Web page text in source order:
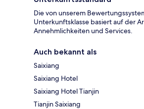
Die von unserem
Unterkunftsklasse basiert auf der
Annehmlichkeiten und Services.
Auch bekannt als
Saixiang
Saixiang Hotel
Saixiang Hotel Tianjin
Tianjin Saixiang